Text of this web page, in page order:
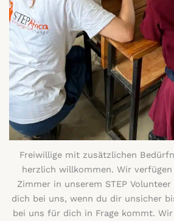
Freiwillige mit zusätzlichen
herzlich willkommen. Wir
Zimmer in unserem STEP
dich bei uns, wenn du dir unsicher
bei uns für dich in Frage kommt.